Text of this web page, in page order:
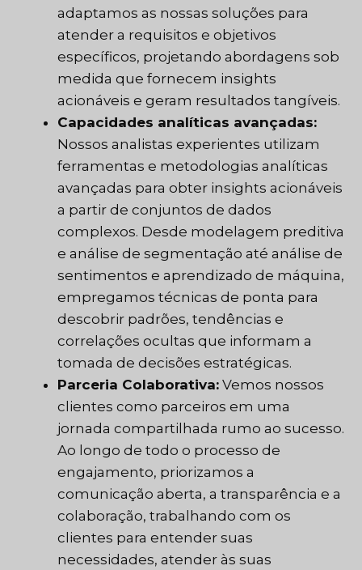
adaptamos as nossas soluções para
atender a requisitos e objetivos
específicos, projetando abordagens sob
medida que fornecem insights
acionáveis e geram resultados tangíveis.
Capacidades analíticas avançadas:
Nossos analistas experientes utilizam
ferramentas e metodologias analíticas
avançadas para obter insights acionáveis
a partir de conjuntos de dados
complexos. Desde modelagem preditiva
e análise de segmentação até análise de
sentimentos e aprendizado de máquina,
empregamos técnicas de ponta para
descobrir padrões, tendências e
correlações ocultas que informam a
tomada de decisões estratégicas.
Parceria Colaborativa: Vemos nossos
clientes como parceiros em uma
jornada compartilhada rumo ao sucesso.
Ao longo de todo o processo de
engajamento, priorizamos a
comunicação aberta, a transparência e a
colaboração, trabalhando com os
clientes para entender suas
necessidades, atender às suas